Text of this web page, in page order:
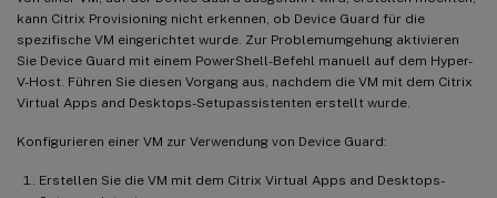
kann Citrix Provisioning nicht erkennen, ob Device Guard für die
spezifische VM eingerichtet wurde. Zur Problemumgehung aktivieren
Sie Device Guard mit einem PowerShell-Befehl manuell auf dem Hyper-
V-Host. Führen Sie diesen Vorgang aus, nachdem die VM mit dem Citrix
Virtual Apps and Desktops-Setupassistenten erstellt wurde.
Konfigurieren einer VM zur Verwendung von Device Guard:
Erstellen Sie die VM mit dem Citrix Virtual Apps and Desktops-